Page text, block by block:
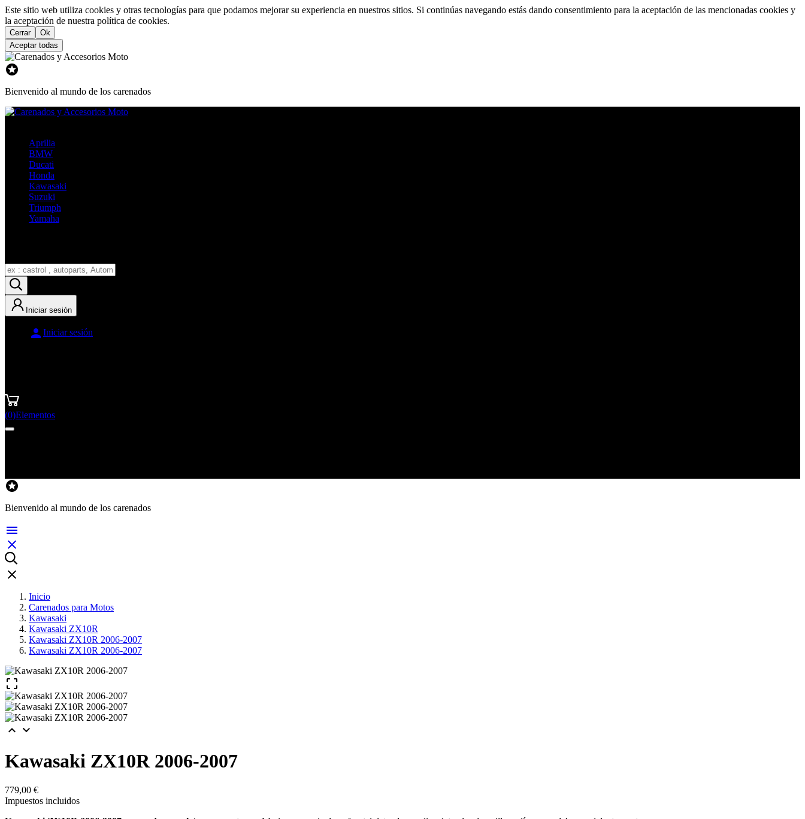
Este sitio web utiliza cookies y otras tecnologías para que podamos mejorar su experiencia en nuestros sitios. Si continúas navegando estás dando consentimiento para la aceptación de las mencionadas cookies y
la aceptación de nuestra política de cookies.
Cerrar
Ok
Aceptar todas

Bienvenido al mundo de los carenados
Aprilia
BMW
Ducati
Honda
Kawasaki
Suzuki
Triumph
Yamaha
Iniciar sesión
 Iniciar sesión
(0)Elementos

Bienvenido al mundo de los carenados



Inicio
Carenados para Motos
Kawasaki
Kawasaki ZX10R
Kawasaki ZX10R 2006-2007
Kawasaki ZX10R 2006-2007

 
Kawasaki ZX10R 2006-2007
779,00 €
Impuestos incluidos